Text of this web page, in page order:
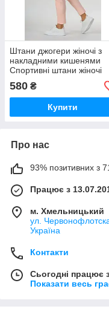
Штани джогери жіночі з
накладними кишенями
Спортивні штани жіночі
джогери зі стрейч-котону
VS 1190
580 ₴
Купити
Про нас
93% позитивних з
Працює з
м. Хмельницький
ул.
Україна
Контакти
Сьогодні працює
Показати весь